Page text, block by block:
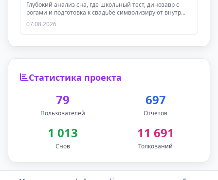
Глубокий анализ сна, где школьный тест, динозавр с
рогами и подготовка к свадьбе символизируют внутр...
07.08.2026
Статистика проекта
79
Пользователей
697
Отчетов
1 013
Снов
11 691
Толкований